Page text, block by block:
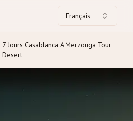
Français
7 Jours Casablanca A Merzouga Tour
Desert